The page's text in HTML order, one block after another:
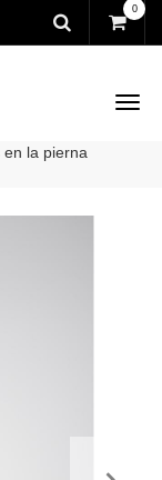
0
en la pierna